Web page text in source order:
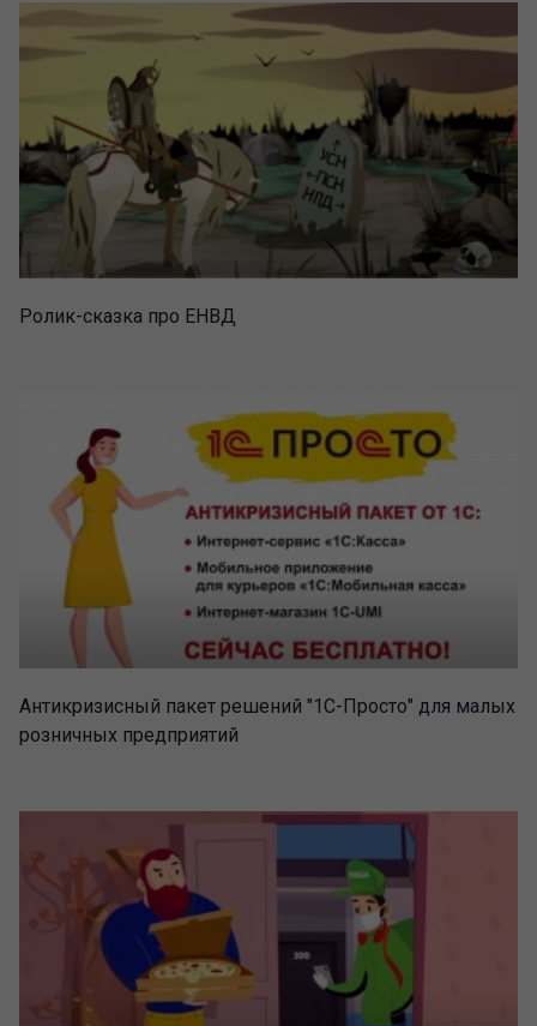
Ролик-сказка про ЕНВД
Антикризисный пакет решений "1С-Просто" для малых
розничных предприятий